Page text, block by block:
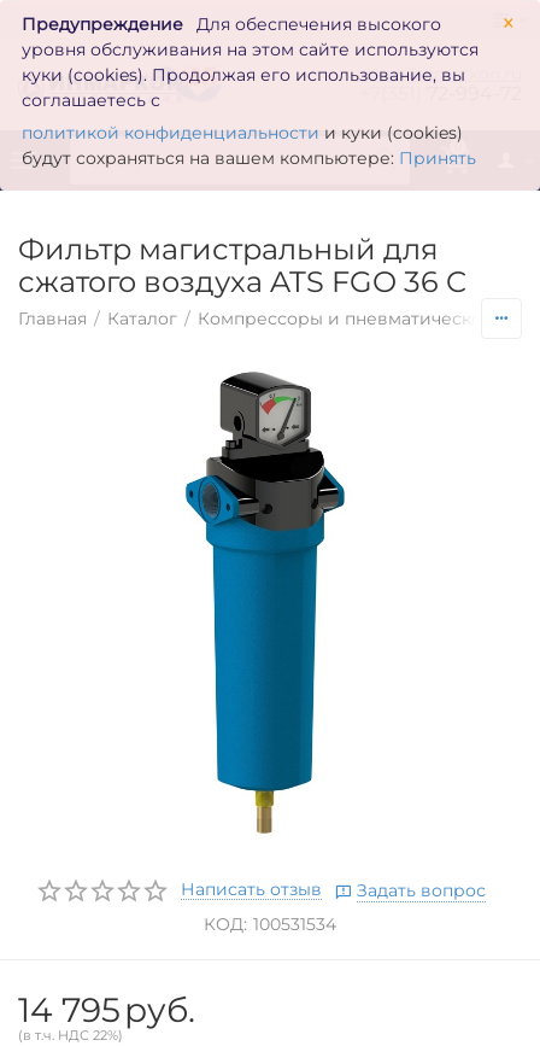
×
Предупреждение
Для обеспечения высокого
уровня обслуживания на этом сайте используются
куки (cookies). Продолжая его использование, вы
соглашаетесь с
политикой конфиденциальности и куки (cookies)
будут сохраняться на вашем компьютере: Принять
zakaz@inmarkon.ru
0
Фильтр магистральный для
сжатого воздуха ATS FGO 36 C
Главная / Каталог / Компрессоры и пневматическое
Написать отзыв
Задать вопрос
КОД: 100531534
14 795руб.
(в т.ч. НДС 22%)